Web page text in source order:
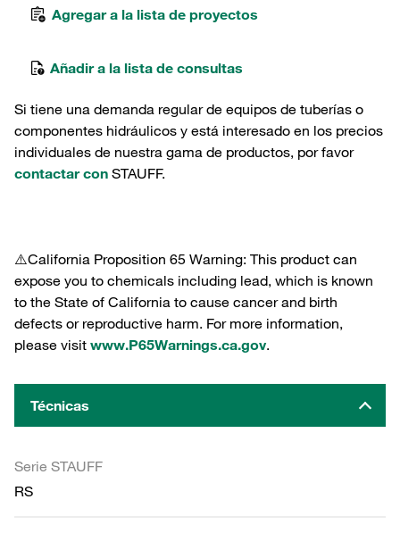
Agregar a la lista de proyectos
Añadir a la lista de consultas
Si tiene una demanda regular de equipos de tuberías o
componentes hidráulicos y está interesado en los precios
individuales de nuestra gama de productos, por favor
contactar con STAUFF.
⚠️California Proposition 65 Warning: This product can
expose you to chemicals including lead, which is known
to the State of California to cause cancer and birth
defects or reproductive harm. For more information,
please visit www.P65Warnings.ca.gov.
Técnicas
Serie STAUFF
RS